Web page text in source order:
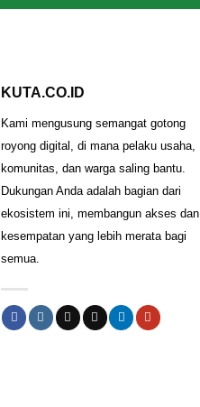
KUTA.CO.ID
Kami mengusung semangat gotong
royong digital, di mana pelaku usaha,
komunitas, dan warga saling bantu.
Dukungan Anda adalah bagian dari
ekosistem ini, membangun akses dan
kesempatan yang lebih merata bagi
semua.